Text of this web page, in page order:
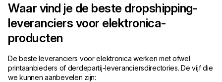
Waar vind je de beste dropshipping-
leveranciers voor elektronica-
producten
De beste leveranciers voor elektronica werken met ofwel
printaanbieders of derdepartij-leveranciersdirectories. De vijf die
we kunnen aanbevelen zijn: